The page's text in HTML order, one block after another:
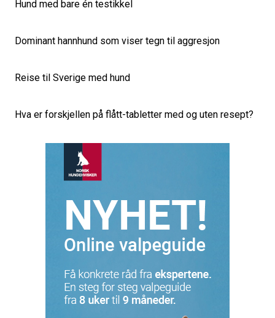
Hund med bare én testikkel
Dominant hannhund som viser tegn til aggresjon
Reise til Sverige med hund
Hva er forskjellen på flått-tabletter med og uten resept?